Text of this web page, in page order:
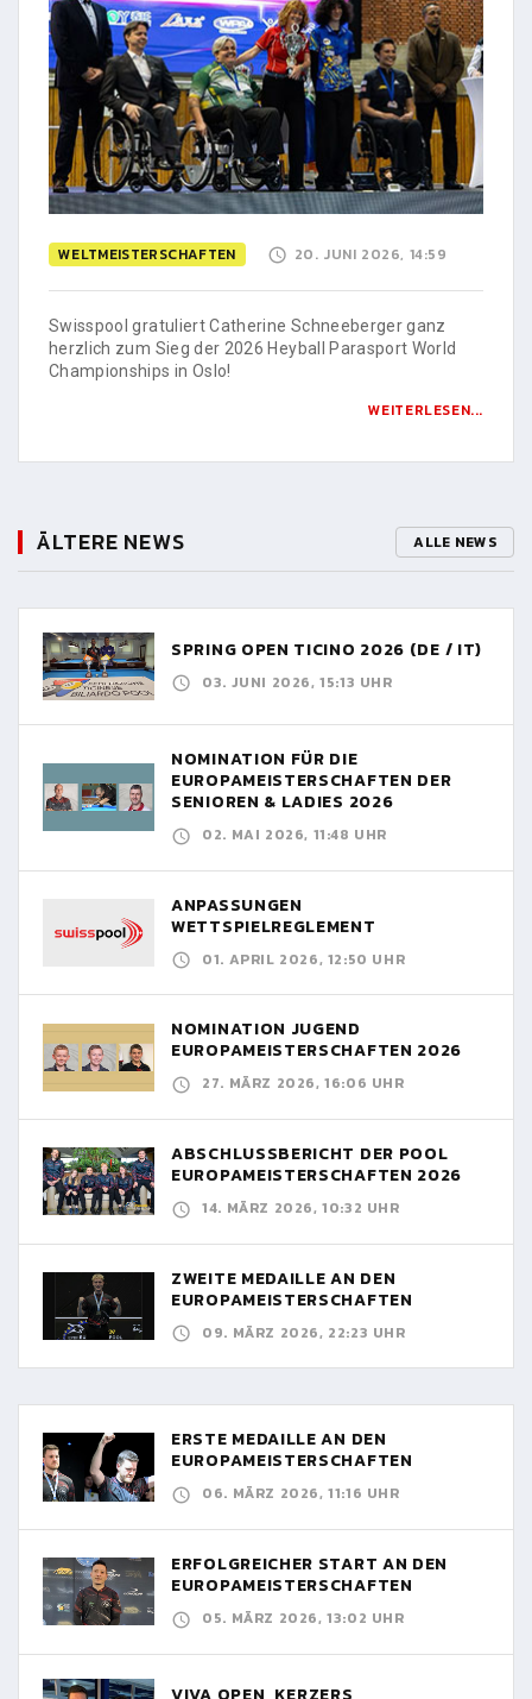
WELTMEISTERSCHAFTEN 20. JUNI 2026, 14:59
Swisspool gratuliert Catherine Schneeberger ganz
herzlich zum Sieg der 2026 Heyball Parasport World
Championships in Oslo!
WEITERLESEN...
ÄLTERE NEWS ALLE NEWS
SPRING OPEN TICINO 2026 (DE / IT)
03. JUNI 2026, 15:13 UHR
NOMINATION FÜR DIE
EUROPAMEISTERSCHAFTEN DER
SENIOREN & LADIES 2026
02. MAI 2026, 11:48 UHR
ANPASSUNGEN
WETTSPIELREGLEMENT
01. APRIL 2026, 12:50 UHR
NOMINATION JUGEND
EUROPAMEISTERSCHAFTEN 2026
27. MÄRZ 2026, 16:06 UHR
ABSCHLUSSBERICHT DER POOL
EUROPAMEISTERSCHAFTEN 2026
14. MÄRZ 2026, 10:32 UHR
ZWEITE MEDAILLE AN DEN
EUROPAMEISTERSCHAFTEN
09. MÄRZ 2026, 22:23 UHR
ERSTE MEDAILLE AN DEN
EUROPAMEISTERSCHAFTEN
06. MÄRZ 2026, 11:16 UHR
ERFOLGREICHER START AN DEN
EUROPAMEISTERSCHAFTEN
05. MÄRZ 2026, 13:02 UHR